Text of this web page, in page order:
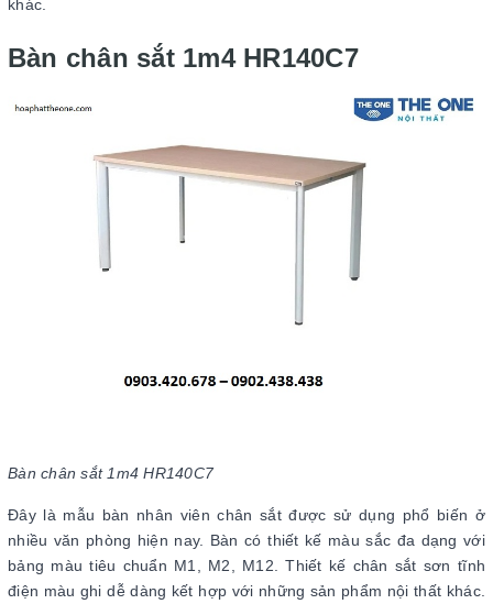
khác.
Bàn chân sắt 1m4 HR140C7
Bàn chân sắt 1m4 HR140C7
Đây là mẫu bàn nhân viên chân sắt được sử dụng phổ biến ở
nhiều văn phòng hiện nay. Bàn có thiết kế màu sắc đa dạng với
bảng màu tiêu chuẩn M1, M2, M12. Thiết kế chân sắt sơn tĩnh
điện màu ghi dễ dàng kết hợp với những sản phẩm nội thất khác.